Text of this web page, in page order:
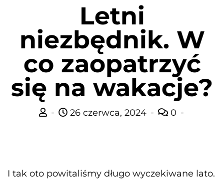
Letni
niezbędnik. W
co zaopatrzyć
się na wakacje?
26 czerwca, 2024 0
I tak oto powitaliśmy długo wyczekiwane lato.